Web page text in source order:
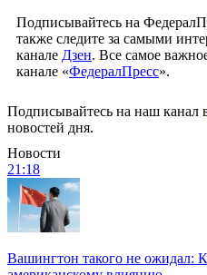
Подписывайтесь на
также следите за самыми
канале Дзен. Все самое
канале «ФедералПресс».
Подписывайтесь на наш канал
новостей дня.
Новости
21:18
Вашингтон такого не ожидал: